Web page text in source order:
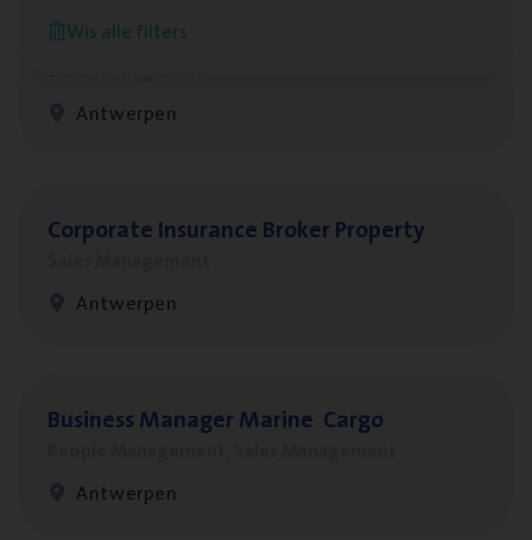
Wis alle filters
Insu­ran­ce Bro­ker
Antwerpen
Cor­po­ra­te Insu­ran­ce Bro­ker Property
Antwerpen
Busi­ness Mana­ger Mari­ne Cargo
Antwerpen